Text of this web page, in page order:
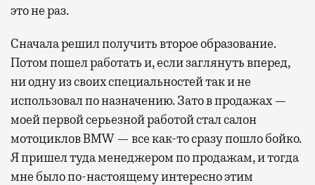
это не раз.
Сначала решил получить второе образование.
Потом пошел работать и, если заглянуть вперед,
ни одну из своих специальностей так и не
использовал по назначению. Зато в продажах —
моей первой серьезной работой стал салон
мотоциклов BMW — все как-то сразу пошло бойко.
Я пришел туда менеджером по продажам, и тогда
мне было по-настоящему интересно этим